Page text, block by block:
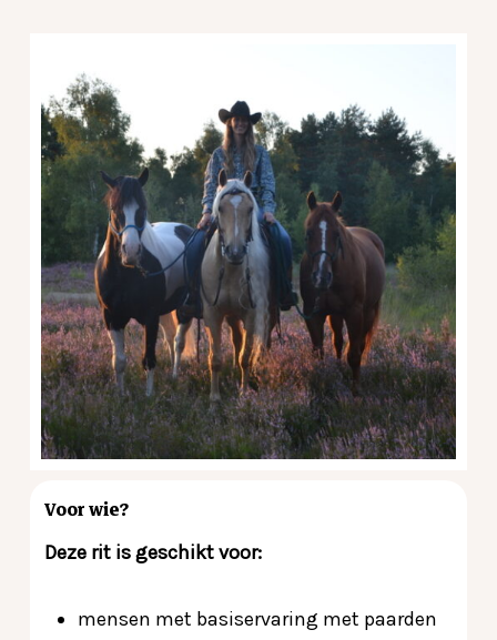
Voor wie?
Deze rit is geschikt voor:
mensen met basiservaring met paarden